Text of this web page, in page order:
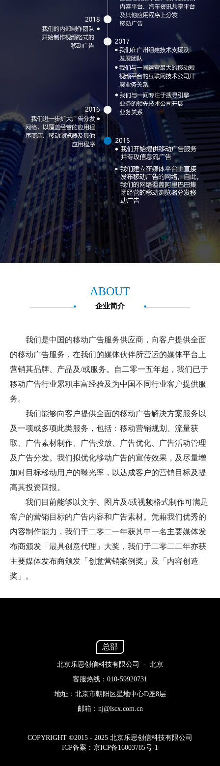
ABOUT
企业简介
我们是中国的移动广告服务供应商，向客户提供全面
的移动广告服务，在我们的媒体伙伴所营运的媒体平台上
营销其品牌、产品及/或服务。自二零一五年起，我们已于
移动广告行业累积丰富经验及为中国不同行业客户提供服
务。
我们能够向客户提供全面的移动广告解决方案服务以
及一项或多项此类服务，包括﹕移动营销规划、流量获
取、广告素材制作、广告投放、广告优化、广告活动管理
及广告分发。我们拟优化移动广告的宣传效果，及尽量增
加对目标移动用户的曝光率，以达成客户的营销目标及提
高其投资回报。
我们目前能够以文字、图片及/或视频格式制作可满足
客户的营销目标的广告内容和广告素材。凭藉我们优秀的
内容制作能力，我们于二零二一年获其中一名主要媒体发
布商颁发「最具创意代理」大奖，我们于二零二二年亦获
主要媒体发布商颁发「创意营销案例奖」及「内容创造
奖」。
总部
北京乐思创信科技有限公司 - 北京
客服热线：010-59920731
地址：北京市朝阳区星地中心D座8层
邮箱：nj@lscx.com.cn
COPYRIGHT ©2015 - 2025 北京乐思创信科技有限公司
ICP备案：京ICP备16003785号-1